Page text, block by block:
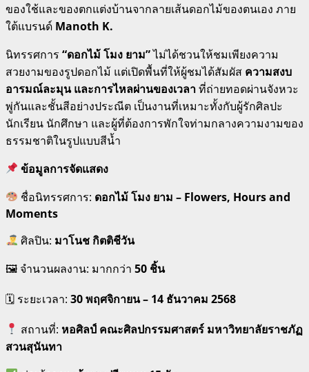
ของใช้และของตกแต่งบ้านจากลายเส้นดอกไม้ของตนเอง ภาย
ใต้แบรนด์ Manoth K.
นิทรรศการ “ดอกไม้ โมง ยาม”ไม่ได้ชวนให้ชมเพียงความ
สวยงามของรูปดอกไม้ แต่เปิดพื้นที่ให้ผู้ชมได้สัมผัส ความสงบ
อารมณ์ละมุน และการไหลผ่านของเวลาที่ถ่ายทอดผ่านจังหวะ
พู่กันและชั้นสีอย่างประณีต เป็นงานที่เหมาะทั้งกับผู้รักศิลปะ
นักเรียน นักศึกษา และผู้ที่ต้องการพักใจท่ามกลางความงามของ
ธรรมชาติในรูปแบบสีน้ำ
ข้อมูลการจัดแสดง
ชื่อนิทรรศการ: ดอกไม้ โมง ยาม – Flowers, Hours and
Moments
ศิลปิน: มาโนช กิตติชีวัน
🖼 จำนวนผลงาน: มากกว่า 50 ชิ้น
🗓 ระยะเวลา: 30 พฤศจิกายน – 14 ธันวาคม 2568
สถานที่: หอศิลป์ คณะศิลปกรรมศาสตร์ มหาวิทยาลัยราชภัฏ
สวนสุนันทา